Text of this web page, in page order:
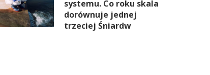
systemu. Co roku skala
dorównuje jednej
trzeciej Śniardw